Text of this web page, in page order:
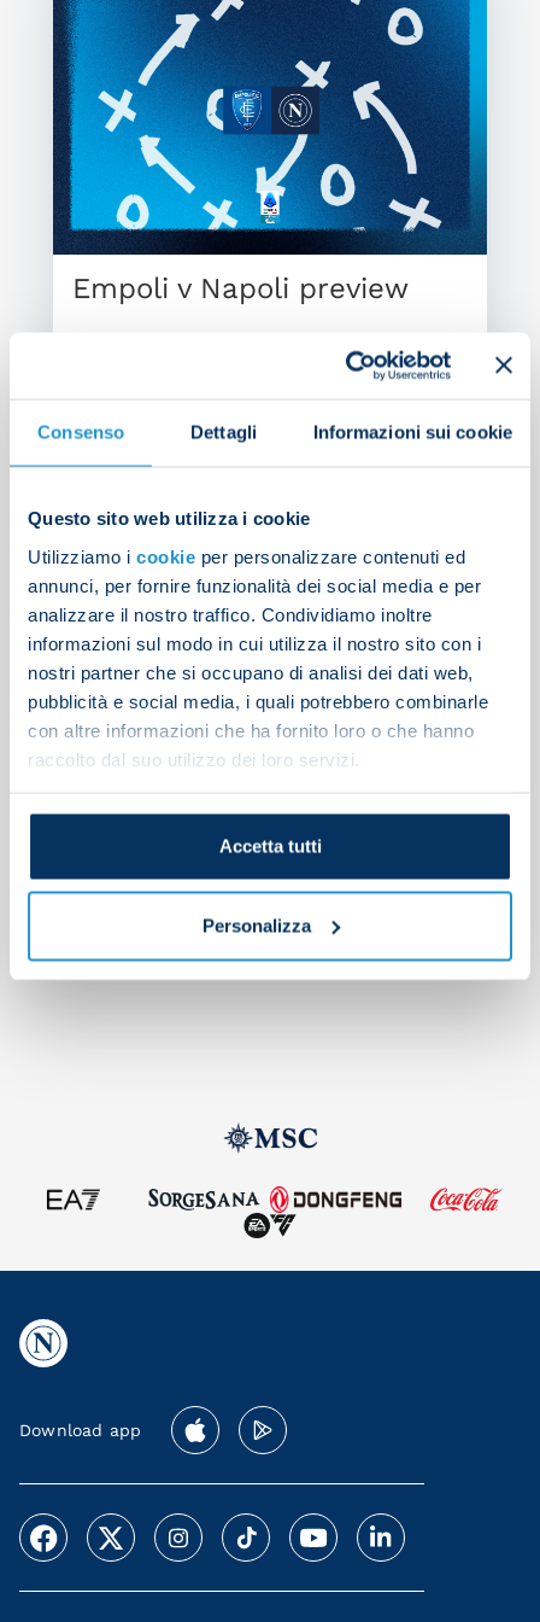
Consenso Dettagli Informazioni sui cookie
Questo sito web utilizza i cookie
Utilizziamo i cookie per personalizzare contenuti ed
annunci, per fornire funzionalità dei social media e per
analizzare il nostro traffico. Condividiamo inoltre
informazioni sul modo in cui utilizza il nostro sito con i
nostri partner che si occupano di analisi dei dati web,
pubblicità e social media, i quali potrebbero combinarle
con altre informazioni che ha fornito loro o che hanno
raccolto dal suo utilizzo dei loro servizi.
Accetta tutti
Personalizza
Empoli v Napoli preview
Search
Search
Articoli recenti
Napoli 2-1 Osasuna
Gutierrez completes Bayer Leverkusen transfer
Afternoon training report
Set-piece drills on Tuesday morning
Commenti recenti
Download app